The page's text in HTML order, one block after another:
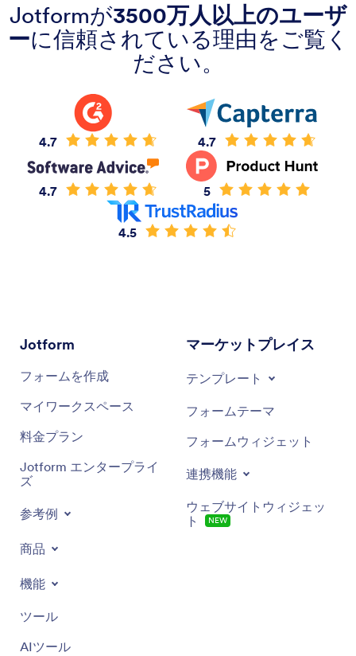
Jotformが3500万人以上のユーザ
ーに信頼されている理由をご覧く
ださい。
4.7 4.7
4.7 5
4.5
Jotform
フォームを作成
マイワークスペース
料金プラン
Jotform エンタープライ
ズ
参考例
商品
機能
ツール
AIツール
マーケットプレイス
テンプレート
フォームテーマ
フォームウィジェット
連携機能
ウェブサイトウィジェッ
ト
NEW